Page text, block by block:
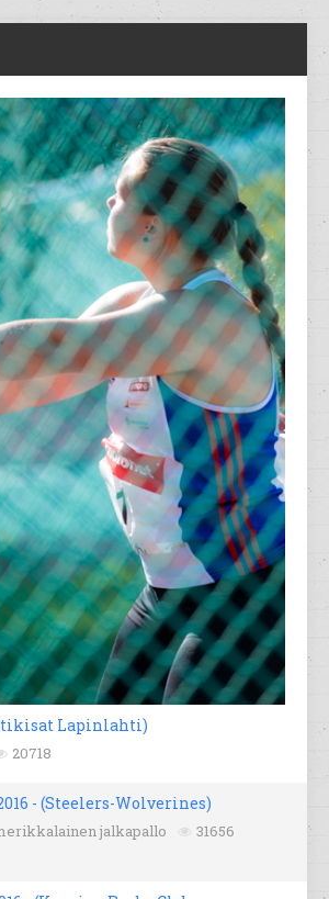
Lapinlahti)
20718
- (Steelers-Wolverines)
jalkapallo 31656